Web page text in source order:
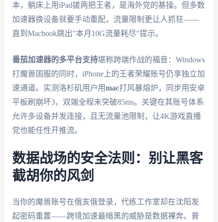
本，躺床上用iPad搓两把王者，是海外党的基操。但多数
加速器换设备就要手动重配，流量限制更让人抓狂——
直到Macbook跳出"本月10G流量耗尽"提示。
番茄加速器的多平台支持堪称跨端作战的福音：Windows
打魔兽国服的同时，iPhone上的王者荣耀账号仍享独立加
速通道。实测洛杉矶用户用mac打风暴熔炉，同步用安卓
平板刷崩坏3，双端全程未突破85ms。关键在其账号体系
允许多设备并发连接，且无流量池限制，让4K游戏直播
党也能任性开推流。
数据战场的安全法则：别让黑客
截胡你的风剑
当你的魔兽账号在俄亥俄登录，代练工作室却在沈阳发
起密码重置——跨境加速最暗黑的威胁是数据裸奔。普